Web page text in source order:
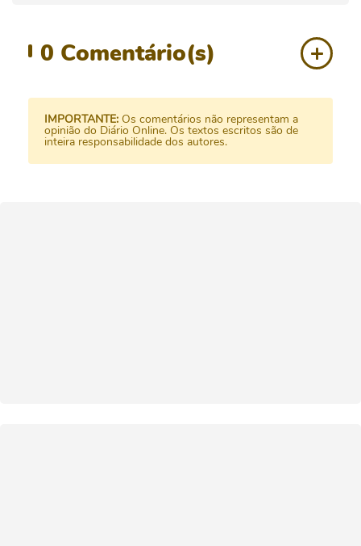
0 Comentário(s)
IMPORTANTE: Os comentários não representam a
opinião do Diário Online. Os textos escritos são de
inteira responsabilidade dos autores.